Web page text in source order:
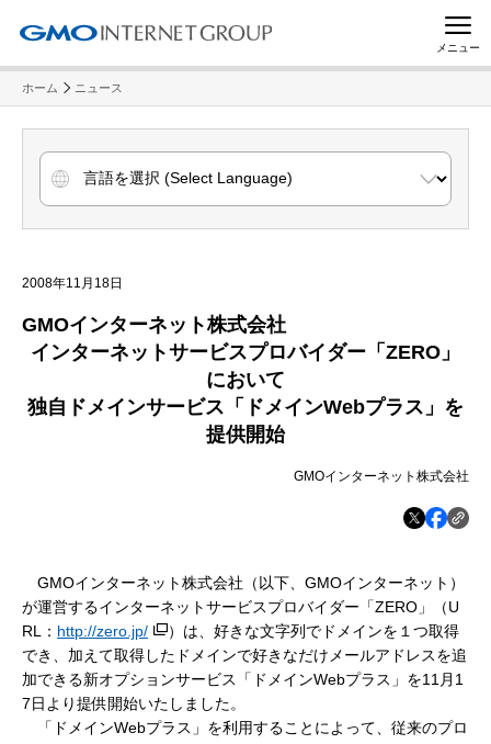
メニュー
ホーム ニュース
2008年11月18日
GMOインターネット株式会社
インターネットサービスプロバイダー「 ZERO 」
において
独自ドメインサービス「ドメインWebプラス」を
提供開始
GMOインターネット株式会社
GMOインターネット株式会社（以下、GMOインターネット）
が運営するインターネットサービスプロバイダー「ZERO」（U
RL： http://zero.jp/
）は、好きな文字列でドメインを１つ取得
でき、加えて取得したドメインで好きなだけメールアドレスを追
加できる新オプションサービス「ドメインWebプラス」を11月1
7日より提供開始いたしました。
「ドメインWebプラス」を利用することによって、従来のプロ